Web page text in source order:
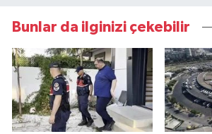
Bunlar da ilginizi çekebilir